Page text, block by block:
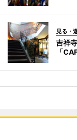
見る・
吉祥
「